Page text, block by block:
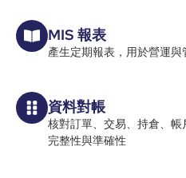
MIS 報表
產生定期報表，用於營運與
資料對帳
核對訂單、交易、持倉、
完整性與準確性